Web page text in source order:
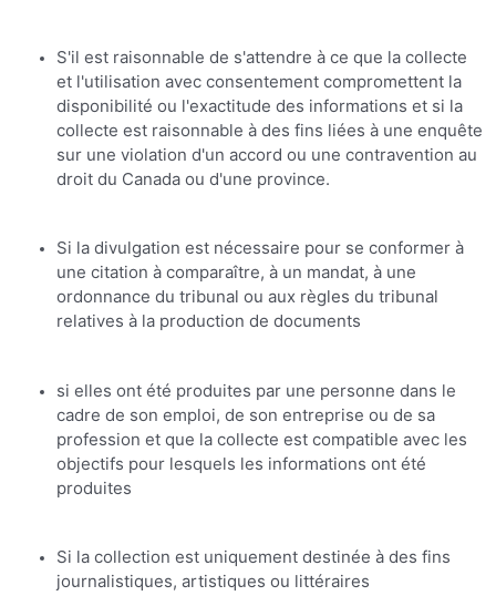
S'il est raisonnable de s'attendre à ce que la collecte
et l'utilisation avec consentement compromettent la
disponibilité ou l'exactitude des informations et si la
collecte est raisonnable à des fins liées à une enquête
sur une violation d'un accord ou une contravention au
droit du Canada ou d'une province.
Si la divulgation est nécessaire pour se conformer à
une citation à comparaître, à un mandat, à une
ordonnance du tribunal ou aux règles du tribunal
relatives à la production de documents
si elles ont été produites par une personne dans le
cadre de son emploi, de son entreprise ou de sa
profession et que la collecte est compatible avec les
objectifs pour lesquels les informations ont été
produites
Si la collection est uniquement destinée à des fins
journalistiques, artistiques ou littéraires